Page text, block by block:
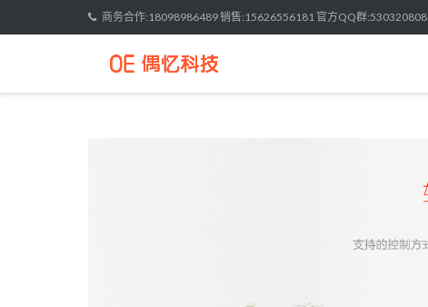
to
商务合作:18098986489 销售:15626556181 官方QQ群:530320808